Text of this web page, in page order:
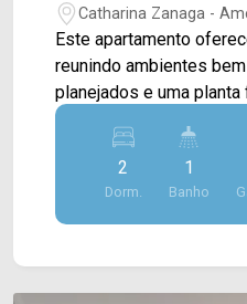
Catharina Zanaga -
Este apartamento
reunindo ambientes
planejados e uma
excelente opção para
praticidade e um
área social conta com
jantar integradas,
e agradável para o convívio
2
Dorm.
1
Banho